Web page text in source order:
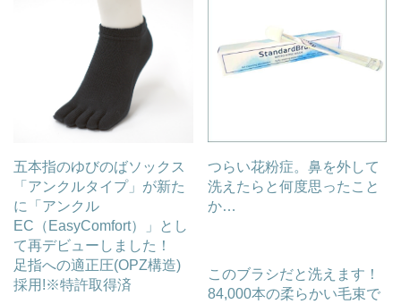
五本指のゆびのばソックス
「アンクルタイプ」が新た
に「アンクル
EC（EasyComfort）」とし
て再デビューしました！
足指への適正圧(OPZ構造)
採用!※特許取得済
つらい花粉症。鼻を外して
洗えたらと何度思ったこと
か…
このブラシだと洗えます！
84,000本の柔らかい毛束で